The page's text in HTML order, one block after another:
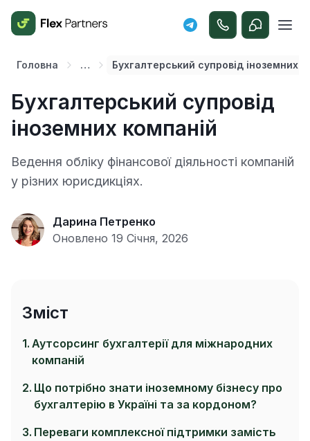
Головна … Бухгалтерський супровід іноземних
Бухгалтерський супровід
іноземних компаній
Ведення обліку фінансової діяльності компаній
у різних юрисдикціях.
Дарина Петренко
Оновлено 19 Січня, 2026
Зміст
Аутсорсинг бухгалтерії для міжнародних
компаній
Що потрібно знати іноземному бізнесу про
бухгалтерію в Україні та за кордоном?
Переваги комплексної підтримки замість